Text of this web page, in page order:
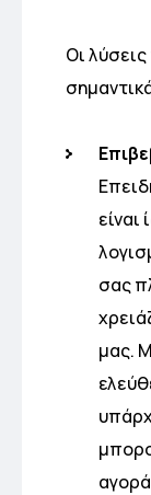
Οι
είναι
σας
μας.